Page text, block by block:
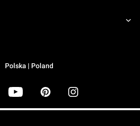
Polska | Poland